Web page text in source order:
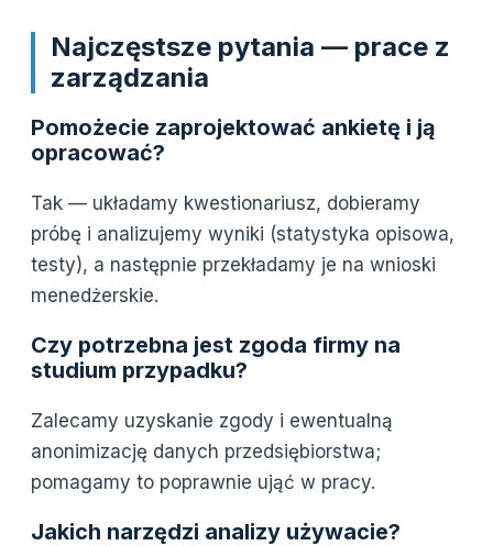
Najczęstsze pytania — prace z
zarządzania
Pomożecie zaprojektować ankietę i ją
opracować?
Tak — układamy kwestionariusz, dobieramy
próbę i analizujemy wyniki (statystyka opisowa,
testy), a następnie przekładamy je na wnioski
menedżerskie.
Czy potrzebna jest zgoda firmy na
studium przypadku?
Zalecamy uzyskanie zgody i ewentualną
anonimizację danych przedsiębiorstwa;
pomagamy to poprawnie ująć w pracy.
Jakich narzędzi analizy używacie?